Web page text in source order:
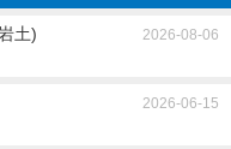
土)
2026-08-06
2026-06-15